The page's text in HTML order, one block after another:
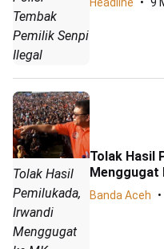
Tembak
Pemilik Senpi
Ilegal
Headline 9
Tolak Hasil
Pemilukada,
Irwandi
Menggugat
Tolak Hasil
Menggugat
Banda Aceh